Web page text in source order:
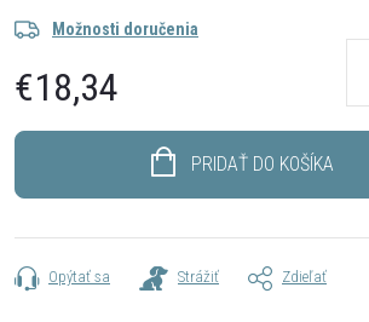
Možnosti doručenia
€18,34
PRIDAŤ DO KOŠÍKA
Opýtať sa Strážiť Zdieľať